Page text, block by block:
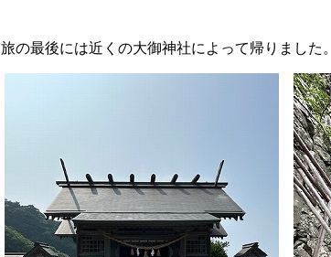
旅の最後には近くの大御神社によって帰りました。